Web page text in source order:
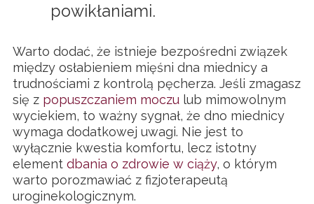
powikłaniami.
Warto dodać, że istnieje bezpośredni związek
między osłabieniem mięśni dna miednicy a
trudnościami z kontrolą pęcherza. Jeśli zmagasz
się z popuszczaniem moczu lub mimowolnym
wyciekiem, to ważny sygnał, że dno miednicy
wymaga dodatkowej uwagi. Nie jest to
wyłącznie kwestia komfortu, lecz istotny
element dbania o zdrowie w ciąży, o którym
warto porozmawiać z fizjoterapeutą
uroginekologicznym.